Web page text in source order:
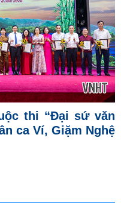
thi “Đại sứ văn
ca Ví, Giặm Nghệ